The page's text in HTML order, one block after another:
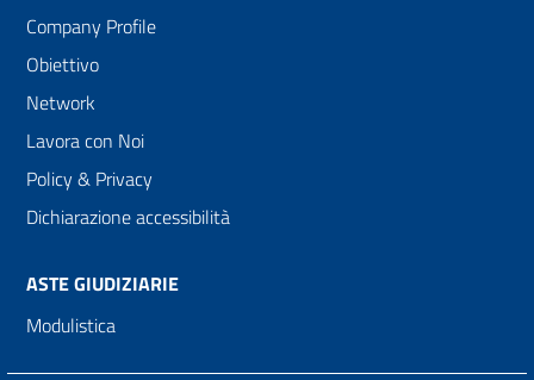
Company Profile
Obiettivo
Network
Lavora con Noi
Policy & Privacy
Dichiarazione accessibilità
ASTE GIUDIZIARIE
Modulistica